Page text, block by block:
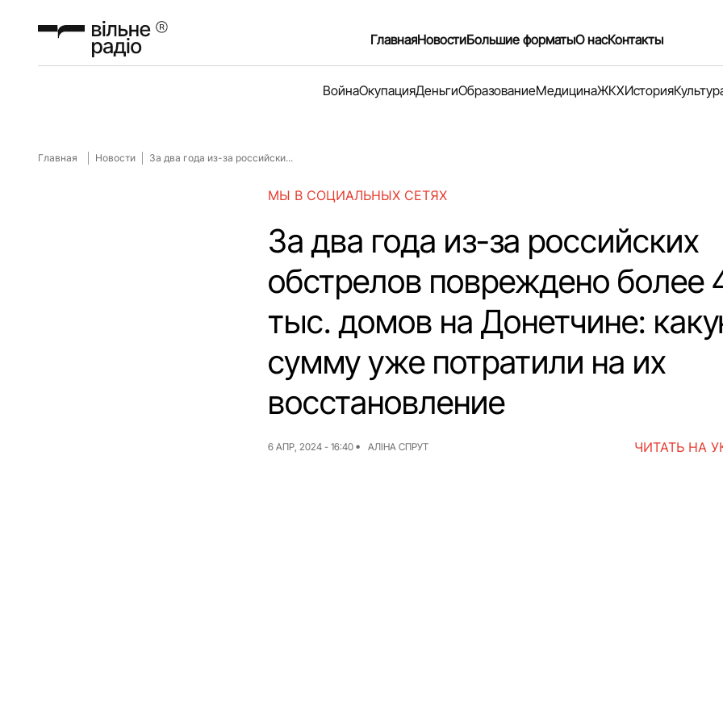
ГлавнаяНовостиБольшие форматыО насКонтакты
ВойнаОкупацияДеньгиОбразованиеМедицинаЖКХИстория
Главная Новости За два года из-за российски...
МЫ В СОЦИАЛЬНЫХ СЕТЯХ
За два года из-за российских
обстрелов повреждено более
тыс. домов на Донетчине:
сумму уже потратили на их
восстановление
6 АПР, 2024 - 16:40 АЛІНА СПРУТ ЧИТАТЬ НА